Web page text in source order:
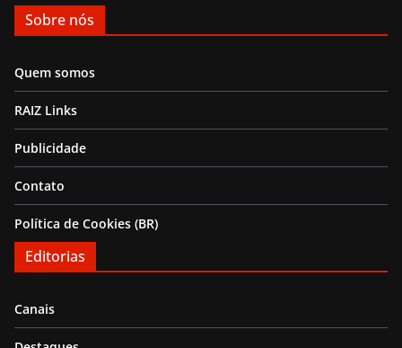
Sobre nós
Quem somos
RAIZ Links
Publicidade
Contato
Política de Cookies (BR)
Editorias
Canais